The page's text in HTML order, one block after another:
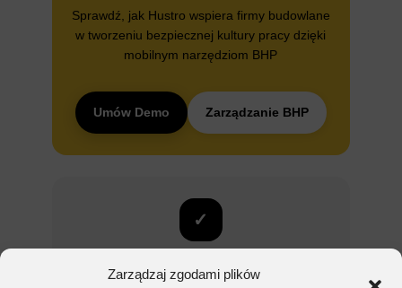
Zarządzaj zgodami plików
Sprawdź, jak Hustro wspiera firmy budowlane
w tworzeniu bezpiecznej kultury pracy dzięki
mobilnym narzędziom BHP
Umów Demo Zarządzanie BHP
✓